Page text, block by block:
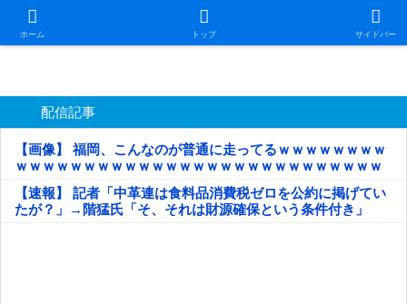
ホーム トップ サイドバー
日本第一！ニュース録
配信記事
【画像】 福岡、こんなのが普通に走ってるｗｗｗｗｗｗｗｗ
ｗｗｗｗｗｗｗｗｗｗｗｗｗｗｗｗｗｗｗｗｗｗｗｗｗｗｗ
ｗｗｗｗｗ
【速報】 記者「中革連は食料品消費税ゼロを公約に掲げてい
たが？」→階猛氏「そ、それは財源確保という条件付き」